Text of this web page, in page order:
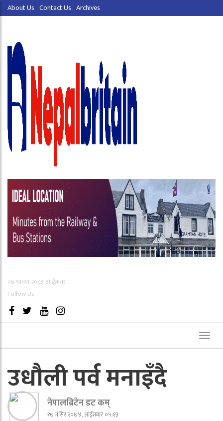
About Us Contact Us Archives
२४ श्रावण २०८३, आईतवार
Follow Us
उधौली पर्व मनाइँदै
नेपालब्रिटेन डट कम्
१७ मंसिर २०७४, आईतवार ०५:१३